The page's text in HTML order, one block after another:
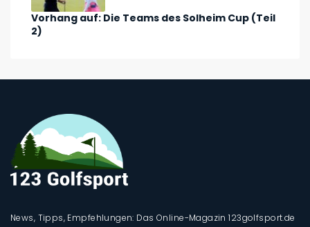
Vorhang auf: Die Teams des Solheim Cup (Teil
2)
News, Tipps, Empfehlungen: Das Online-Magazin 123golfsport.de